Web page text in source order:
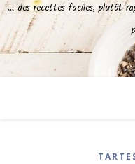
… des recettes faciles, plutôt